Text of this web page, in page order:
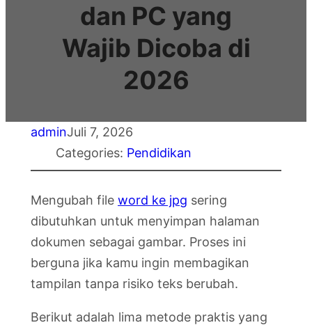
dan PC yang
Wajib Dicoba di
2026
adminJuli 7, 2026
Categories: Pendidikan
Mengubah file word ke jpg sering
dibutuhkan untuk menyimpan halaman
dokumen sebagai gambar. Proses ini
berguna jika kamu ingin membagikan
tampilan tanpa risiko teks berubah.
Berikut adalah lima metode praktis yang